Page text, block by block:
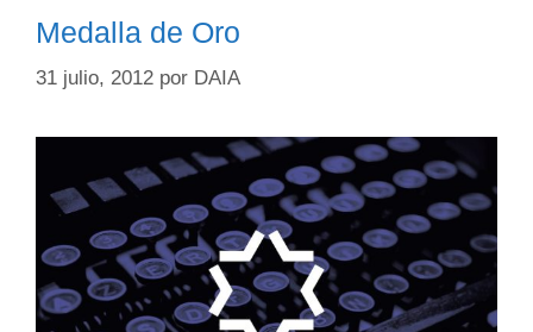
Medalla de Oro
31 julio, 2012 por DAIA